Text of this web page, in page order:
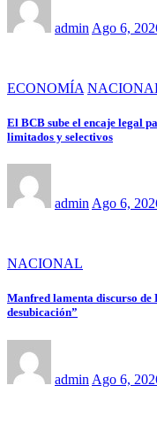
admin Ago 6,
ECONOMÍA
El BCB sube el encaje legal
limitados y selectivos
admin Ago 6,
NACIONAL
Manfred lamenta discurso
desubicación”
admin Ago 6,